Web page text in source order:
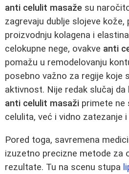
anti celulit masaže su
zagrevaju dublje slojeve kože,
proizvodnju kolagena i
celokupne nege, ovakve anti
pomažu u remodelovanju
posebno važno za regije koje
aktivnost. Nije redak slučaj da
anti celulit masaži primete ne
celulita, već i vidno zatezanje
Pored toga, savremena
izuzetno precizne metode za
rezultate. Tu na scenu stupa